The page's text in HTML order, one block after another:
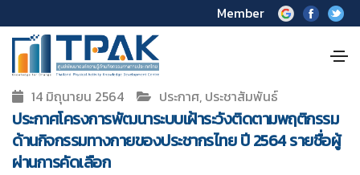
Member
14 มิถุนายน 2564 ประกาศ, ประชาสัมพันธ์
ประกาศโครงการพัฒนาระบบเฝ้าระวังติดตามพฤติกรรม
ด้านกิจกรรมทางกายของประชากรไทย ปี 2564 รายชื่อผู้
ผ่านการคัดเลือก